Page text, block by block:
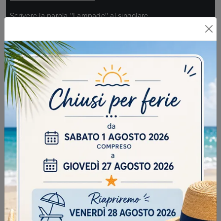
SFOGLIA I NOSTRI CATALOGHI
Scrivere la parola "Lampade" al singolare
INVIA